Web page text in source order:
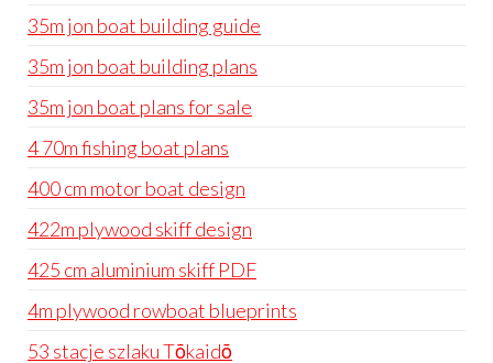
35m jon boat building guide
35m jon boat building plans
35m jon boat plans for sale
4 70m fishing boat plans
400 cm motor boat design
422m plywood skiff design
425 cm aluminium skiff PDF
4m plywood rowboat blueprints
53 stacje szlaku Tōkaidō